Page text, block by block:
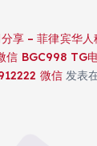
享 – 菲律宾华人
信 BGC998 TG
微信发表